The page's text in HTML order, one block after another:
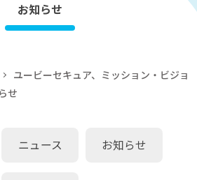
お知らせ
ユービーセキュア、ミッション・ビジョ
せ
ニュース お知らせ